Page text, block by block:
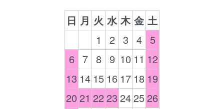
日 月 火 水 木 金 土
1
2 3 4 5
6
7 8 9 10 11 12
13 14 15 16 17 18 19
20 21 22 23 24 25 26